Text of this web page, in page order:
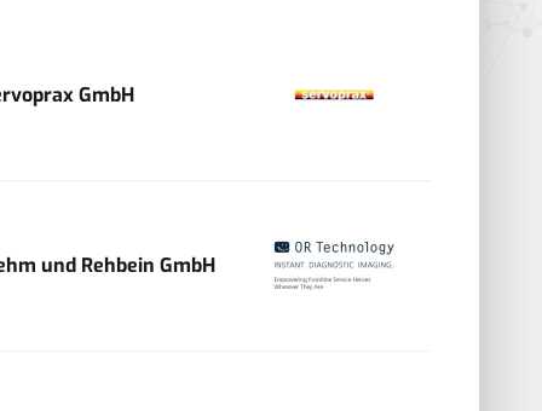
GmbH
und Rehbein GmbH